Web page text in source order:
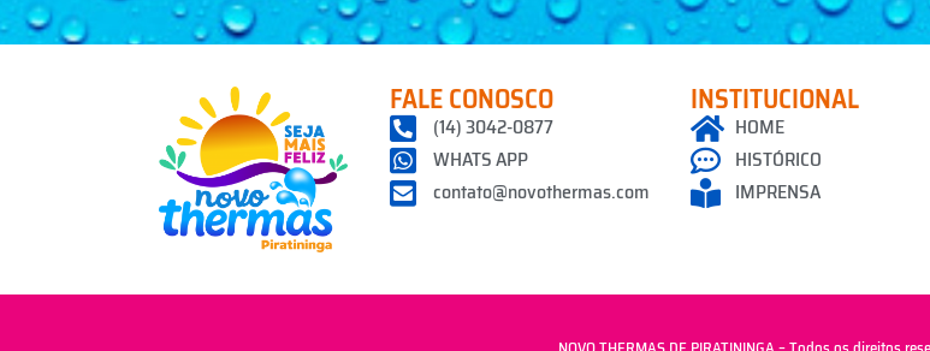
FALE CONOSCO
(14) 3042-0877
WHATS APP
contato@novothermas.com
INSTITUCIONAL
HOME
HISTÓRICO
IMPRENSA